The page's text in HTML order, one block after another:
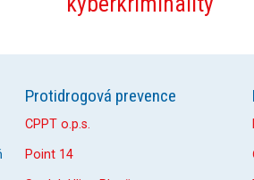
Protidrogová prevence
CPPT o.p.s.
Point 14